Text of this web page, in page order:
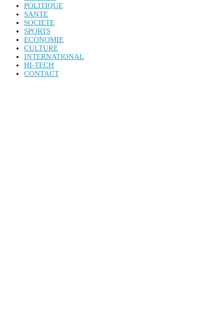
POLITIQUE
SANTE
SOCIETE
SPORTS
ECONOMIE
CULTURE
INTERNATIONAL
HI-TECH
CONTACT